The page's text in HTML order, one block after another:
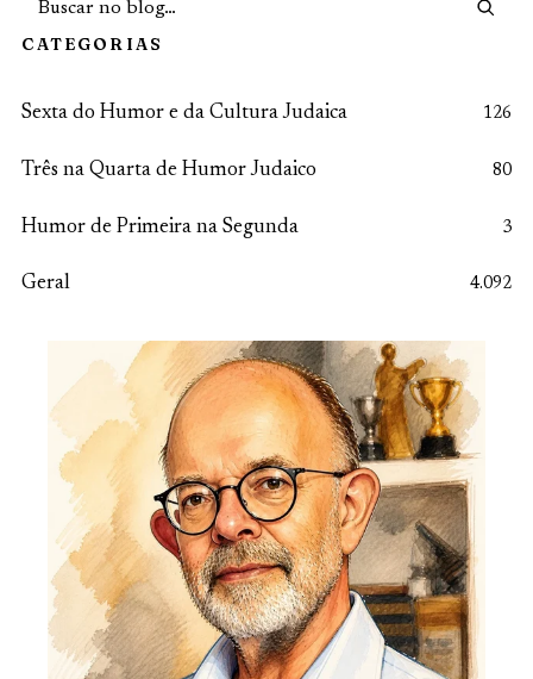
CATEGORIAS
Sexta do Humor e da Cultura Judaica 126
Três na Quarta de Humor Judaico 80
Humor de Primeira na Segunda 3
Geral 4.092